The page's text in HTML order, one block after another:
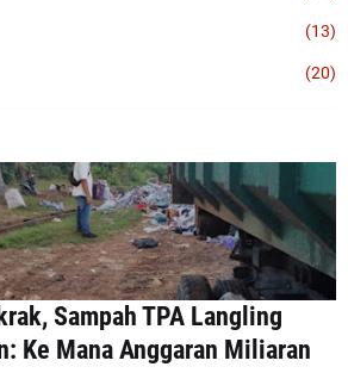
(13)
(20)
Sampah TPA Langling
Ke Mana Anggaran Miliaran